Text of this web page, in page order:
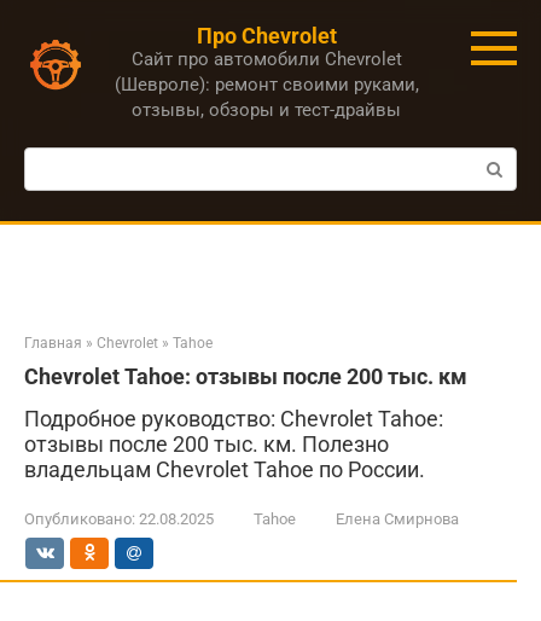
контенту
Про Chevrolet
Сайт про автомобили Chevrolet
(Шевроле): ремонт своими руками,
отзывы, обзоры и тест-драйвы
Поиск:
Главная » Chevrolet » Tahoe
Chevrolet Tahoe: отзывы после 200 тыс. км
Подробное руководство: Chevrolet Tahoe:
отзывы после 200 тыс. км. Полезно
владельцам Chevrolet Tahoe по России.
Опубликовано: 22.08.2025 Tahoe Елена Смирнова